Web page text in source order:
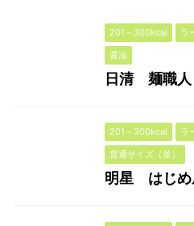
201～300kcal ラ
醤油
日清 麺職
201～300kcal ラ
普通サイズ（並）
明星 はじ